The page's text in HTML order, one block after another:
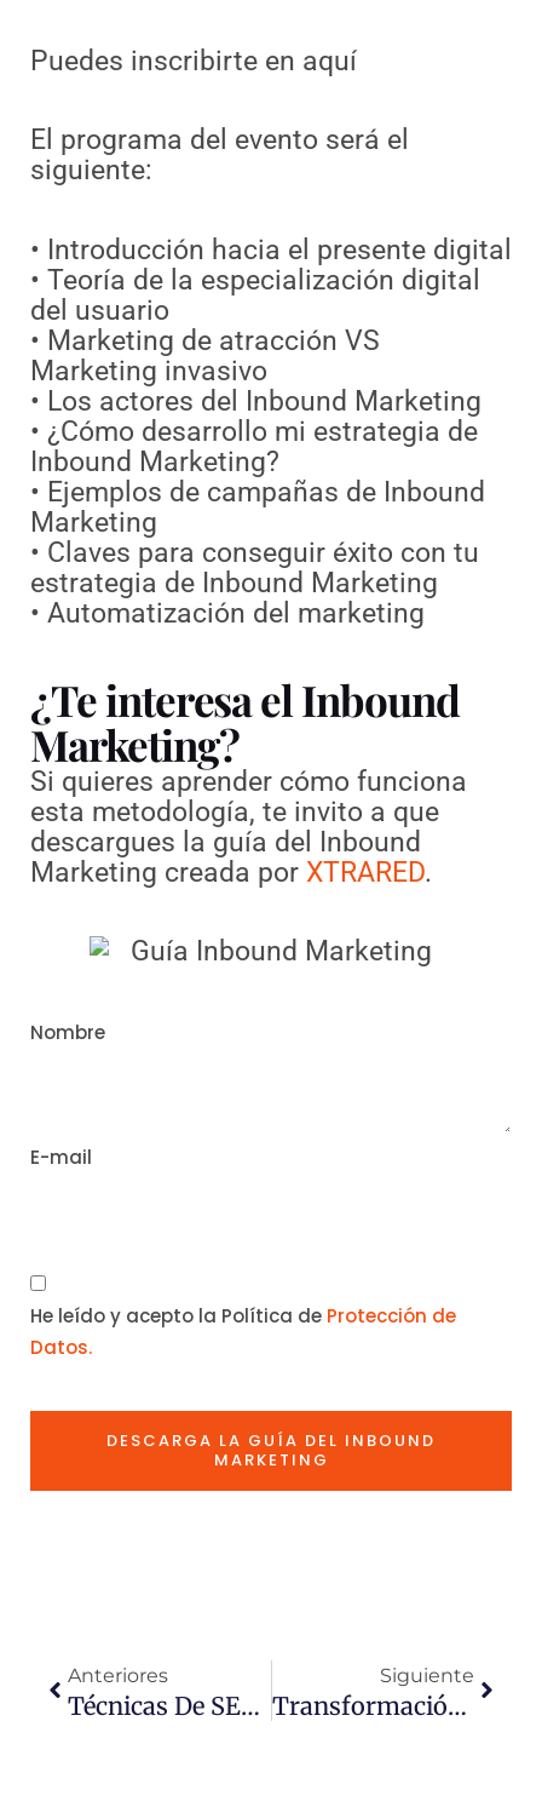
Puedes inscribirte en aquí
El programa del evento será el
siguiente:
• Introducción hacia el presente digital
• Teoría de la especialización digital
del usuario
• Marketing de atracción VS
Marketing invasivo
• Los actores del Inbound Marketing
• ¿Cómo desarrollo mi estrategia de
Inbound Marketing?
• Ejemplos de campañas de Inbound
Marketing
• Claves para conseguir éxito con tu
estrategia de Inbound Marketing
• Automatización del marketing
¿Te interesa el Inbound
Marketing?
Si quieres aprender cómo funciona
esta metodología, te invito a que
descargues la guía del Inbound
Marketing creada por XTRARED.
Nombre
E-mail
He leído y acepto la Política de Protección de
Datos.
DESCARGA LA GUÍA DEL INBOUND
MARKETING
Anteriores
Técnicas De SEO Negativo
Siguiente
Transformación Digital De Las Empresas